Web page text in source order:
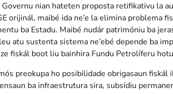
Governu nian hateten proposta retifikativu la
orijinál, maibé ida ne’e la elimina problema
ba Estadu. Maibé nudár patrimóniu ba
atu sustenta sistema ne’ebé depende ba
fiskál boot liu bainhira Fundu Petrolíferu
preokupa ho posibilidade obrigasaun
ba infraestrutura sira, subsídiu